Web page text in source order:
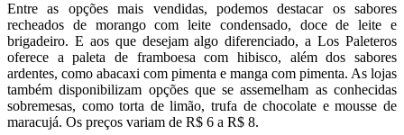
Entre as opções mais vendidas, podemos destacar os sabores
recheados de morango com leite condensado, doce de leite e
brigadeiro. E aos que desejam algo diferenciado, a Los Paleteros
oferece a paleta de framboesa com hibisco, além dos sabores
ardentes, como abacaxi com pimenta e manga com pimenta. As lojas
também disponibilizam opções que se assemelham as conhecidas
sobremesas, como torta de limão, trufa de chocolate e mousse de
maracujá. Os preços variam de R$ 6 a R$ 8.